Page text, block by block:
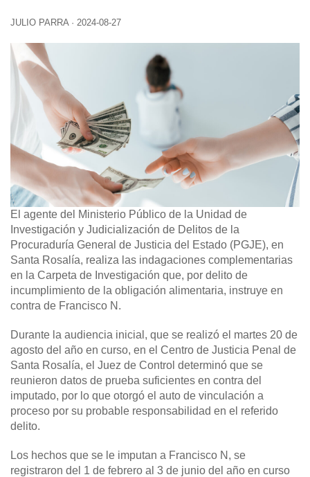
JULIO PARRA · 2024-08-27
El agente del Ministerio Público de la Unidad de
Investigación y Judicialización de Delitos de la
Procuraduría General de Justicia del Estado (PGJE), en
Santa Rosalía, realiza las indagaciones complementarias
en la Carpeta de Investigación que, por delito de
incumplimiento de la obligación alimentaria, instruye en
contra de Francisco N.
Durante la audiencia inicial, que se realizó el martes 20 de
agosto del año en curso, en el Centro de Justicia Penal de
Santa Rosalía, el Juez de Control determinó que se
reunieron datos de prueba suficientes en contra del
imputado, por lo que otorgó el auto de vinculación a
proceso por su probable responsabilidad en el referido
delito.
Los hechos que se le imputan a Francisco N, se
registraron del 1 de febrero al 3 de junio del año en curso